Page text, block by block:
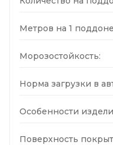
Метров на 1
Морозостойкость:
Норма загрузки в
Особенности
Поверхность